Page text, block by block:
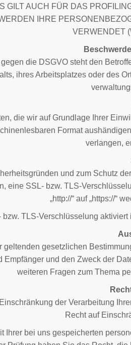
GILT AUCH FÜR DAS
IHRE
VERWENDET
die DSGVO steht den
ihres Arbeitsplatzes oder des
die wir auf Grundlage Ihrer
Format
verlangen,
und zum Schutz
eine SSL- bzw. TLS-
„http://“ auf „https://“
bzw. TLS-Verschlüsselung
geltenden gesetzlichen
Empfänger und den Zweck der
weiteren Fragen zum Thema
der Verarbeitung
Recht auf
Ihrer bei uns gespeicherten